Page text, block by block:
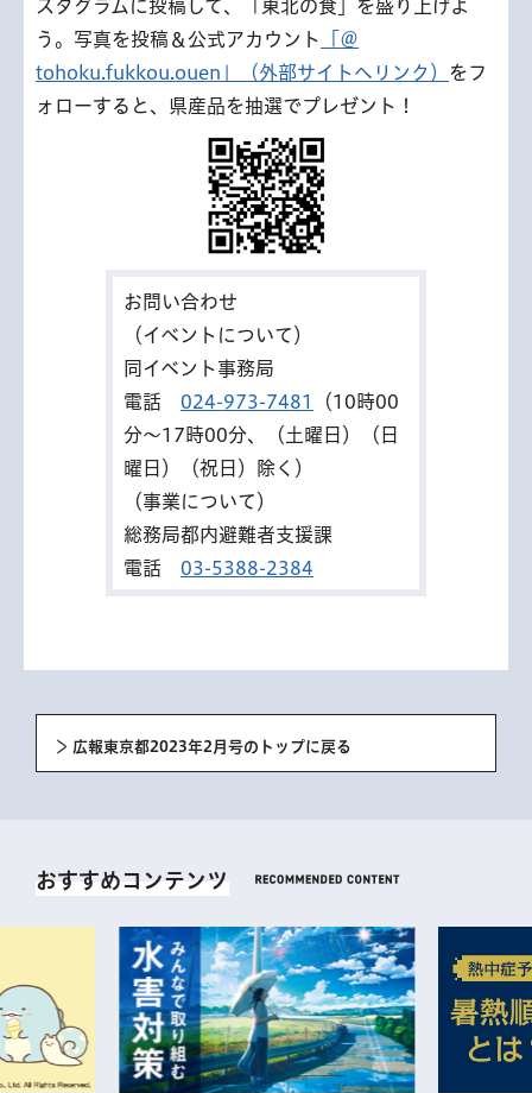
スタグラムに投稿して、「東北の食」を盛り上げよ
う。写真を投稿＆公式アカウント
「＠
tohoku.fukkou.ouen」（外部サイトへリンク） をフ
ォローすると、県産品を抽選でプレゼント！
お問い合わせ
（イベントについて）
同イベント事務局
電話 024-973-7481
（10時00
分～17時00分、（土曜日）（日
曜日）（祝日）除く）
（事業について）
総務局都内避難者支援課
電話 03-5388-2384
広報東京都2023年2月号のトップに戻る
おすすめコンテンツ